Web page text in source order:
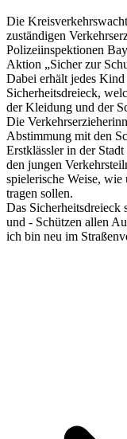
Die
zuständigen
Polizeiinspektionen
Aktion „Sicher zur
Dabei erhält jedes
Sicherheitsdreieck,
der Kleidung und der
Die
Abstimmung mit den
Erstklässler in der
den jungen
spielerische Weise, wie
tragen sollen.
Das Sicherheitsdreieck
und - Schützen allen
ich bin neu im